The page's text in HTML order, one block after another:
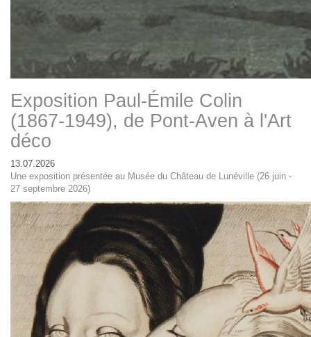
Exposition Paul-Émile Colin
(1867-1949), de Pont-Aven à l'Art
déco
13.07.2026
Une exposition présentée au Musée du Château de Lunéville (26 juin -
27 septembre 2026)